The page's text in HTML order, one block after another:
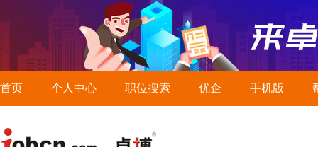
首页 个人中心 职位搜索 优企 手机版